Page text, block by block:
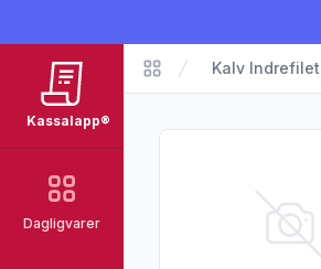
Kassalapp®
Dagligvarer
Matvarer
Kalv